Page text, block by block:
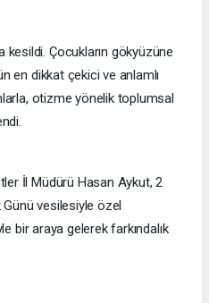
Çocukların gökyüzüne
en dikkat çekici ve anlamlı
otizme yönelik toplumsal
İl Müdürü Hasan Aykut, 2
Günü vesilesiyle özel
bir araya gelerek farkındalık